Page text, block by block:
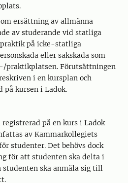
ersättning av allmänna
av studerande vid statliga
på icke-statliga
eller sakskada som
praktikplatsen. Förutsättningen
i en kursplan och
på kursen i Ladok.
registrerad på en kurs i Ladok
av Kammarkollegiets
studenter. Det behövs dock
för att studenten ska delta i
ska anmäla sig till